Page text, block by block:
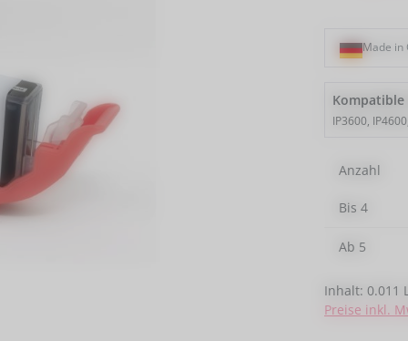
Made in
Kompatible
IP3600,
Anzahl
Bis 4
Ab 5
Inhalt: 0.011
Preise inkl.